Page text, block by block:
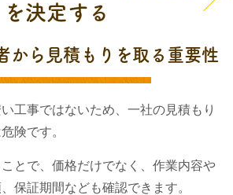
を決定する
から見積もりを取る重要性
工事ではないため、一社の見積もり
険です。
とで、価格だけでなく、作業内容や
保証期間なども確認できます。